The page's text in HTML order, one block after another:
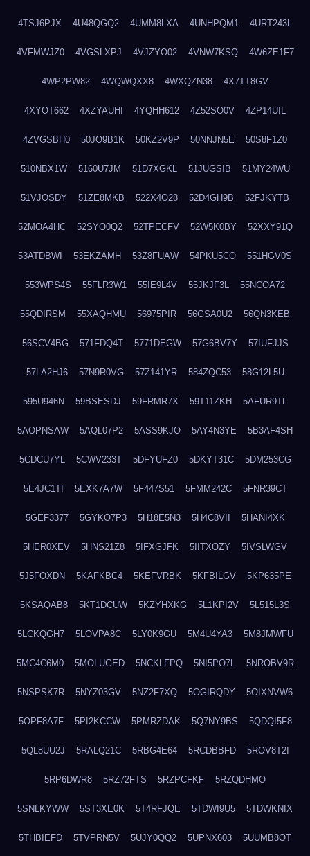
4TSJ6PJX 4U48QGQ2 4UMM8LXA 4UNHPQM1 4URT243L
4VFMWJZ0 4VGSLXPJ 4VJZYO02 4VNW7KSQ 4W6ZE1F7
4WP2PW82 4WQWQXX8 4WXQZN38 4X7TT8GV
4XYOT662 4XZYAUHI 4YQHH612 4Z52SO0V 4ZP14UIL
4ZVGSBH0 50JO9B1K 50KZ2V9P 50NNJN5E 50S8F1Z0
510NBX1W 5160U7JM 51D7XGKL 51JUGSIB 51MY24WU
51VJOSDY 51ZE8MKB 522X4O28 52D4GH9B 52FJKYTB
52MOA4HC 52SYO0Q2 52TPECFV 52W5K0BY 52XXY91Q
53ATDBWI 53EKZAMH 53Z8FUAW 54PKU5CO 551HGV0S
553WPS4S 55FLR3W1 55IE9L4V 55JKJF3L 55NCOA72
55QDIRSM 55XAQHMU 56975PIR 56GSA0U2 56QN3KEB
56SCV4BG 571FDQ4T 5771DEGW 57G6BV7Y 57IUFJJS
57LA2HJ6 57N9R0VG 57Z141YR 584ZQC53 58G12L5U
595U946N 59BSESDJ 59FRMR7X 59T11ZKH 5AFUR9TL
5AOPNSAW 5AQL07P2 5ASS9KJO 5AY4N3YE 5B3AF4SH
5CDCU7YL 5CWV233T 5DFYUFZ0 5DKYT31C 5DM253CG
5E4JC1TI 5EXK7A7W 5F447S51 5FMM242C 5FNR39CT
5GEF3377 5GYKO7P3 5H18E5N3 5H4C8VII 5HANI4XK
5HER0XEV 5HNS21Z8 5IFXGJFK 5IITXOZY 5IVSLWGV
5J5FOXDN 5KAFKBC4 5KEFVRBK 5KFBILGV 5KP635PE
5KSAQAB8 5KT1DCUW 5KZYHXKG 5L1KPI2V 5L515L3S
5LCKQGH7 5LOVPA8C 5LY0K9GU 5M4U4YA3 5M8JMWFU
5MC4C6M0 5MOLUGED 5NCKLFPQ 5NI5PO7L 5NROBV9R
5NSPSK7R 5NYZ03GV 5NZ2F7XQ 5OGIRQDY 5OIXNVW6
5OPF8A7F 5PI2KCCW 5PMRZDAK 5Q7NY9BS 5QDQI5F8
5QL8UU2J 5RALQ21C 5RBG4E64 5RCDBBFD 5ROV8T2I
5RP6DWR8 5RZ72FTS 5RZPCFKF 5RZQDHMO
5SNLKYWW 5ST3XE0K 5T4RFJQE 5TDWI9U5 5TDWKNIX
5THBIEFD 5TVPRN5V 5UJY0QQ2 5UPNX603 5UUMB8OT